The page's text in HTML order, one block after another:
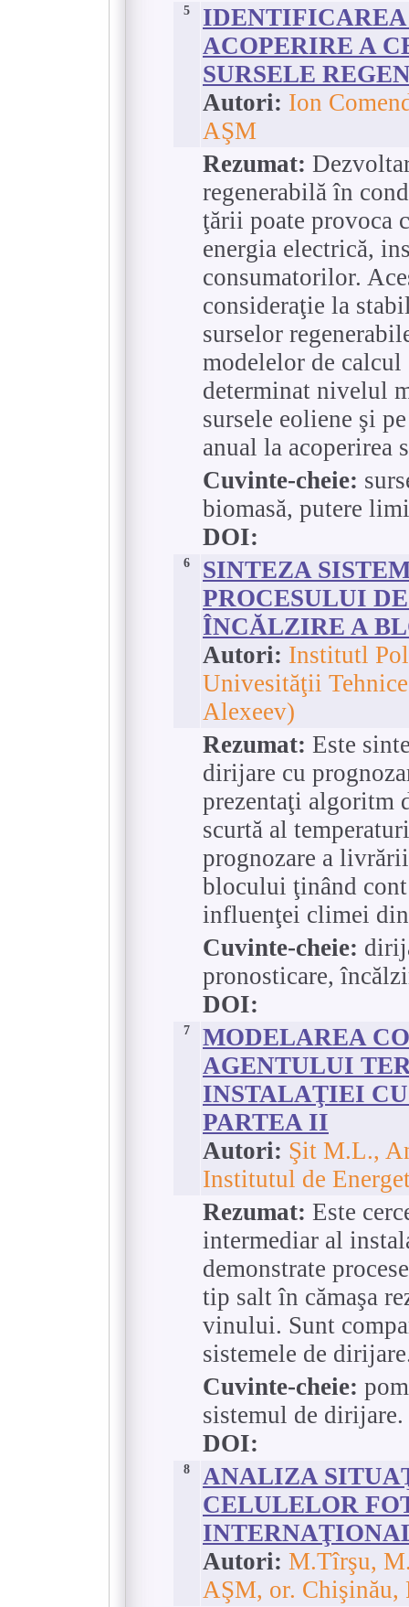
5
ACOPERIRE A
SURSELE
Autori: Ion
AŞM
Rezumat:
regenerabilă în
ţării poate provoca
energia electrică,
consumatorilor.
consideraţie la
surselor
modelelor de
determinat nivelul
sursele eoliene şi
anual la acoperirea
Cuvinte-cheie:
biomasă, putere
DOI:
6
SINTEZA
PROCESULUI
ÎNCĂLZIRE A
Autori: Institutl
Univesităţii
Alexeev)
Rezumat: Este
dirijare cu
prezentaţi algoritm
scurtă al
prognozare a
blocului ţinând
influenţei climei
Cuvinte-cheie:
pronosticare,
DOI:
7
MODELAREA
AGENTULUI
INSTALAŢIEI
PARTEA II
Autori: Şit M.L.,
Institutul de
Rezumat: Este
intermediar al
demonstrate
tip salt în cămaşa
vinului. Sunt
sistemele de
Cuvinte-cheie:
sistemul de dirijare.
DOI:
8
ANALIZA
CELULELOR
Autori: M.Tîrşu,
AŞM, or.